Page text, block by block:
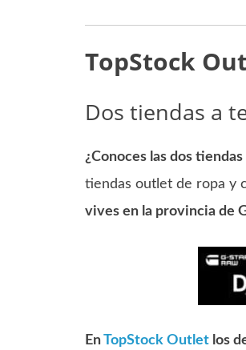
TopStock
Dos tiendas a
¿Conoces las dos tiendas
tiendas outlet de ropa y
vives en la provincia de
EnTopStock Outletlos